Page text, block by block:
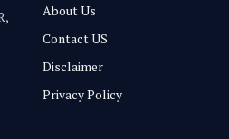
About Us
Contact US
Disclaimer
Privacy Policy